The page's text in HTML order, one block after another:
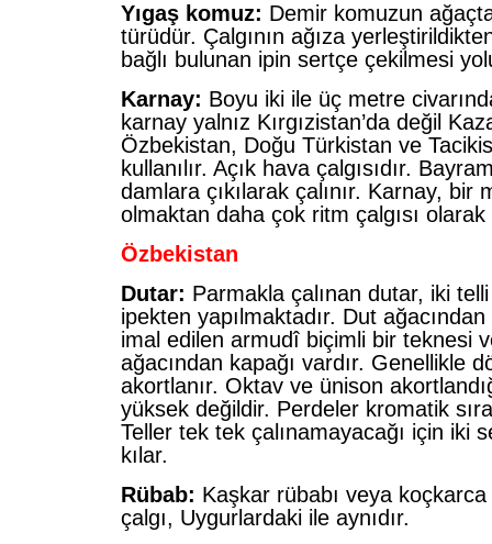
Yıgaş komuz: Demir komuzun
türüdür. Çalgının ağıza
bağlı bulunan ipin sertçe çekilmesi
Karnay: Boyu iki ile üç metre
karnay yalnız Kırgızistan’da değil
Özbekistan, Doğu Türkistan ve
kullanılır. Açık hava çalgısıdır.
damlara çıkılarak çalınır. Karnay, bir
olmaktan daha çok ritm çalgısı olarak
Özbekistan
Dutar: Parmakla çalınan dutar, iki
ipekten yapılmaktadır. Dut
imal edilen armudî biçimli bir teknesi
ağacından kapağı vardır. Genellikle
akortlanır. Oktav ve ünison
yüksek değildir. Perdeler kromatik
Teller tek tek çalınamayacağı için iki
kılar.
Rübab: Kaşkar rübabı veya koçkarca
çalgı, Uygurlardaki ile aynıdır.